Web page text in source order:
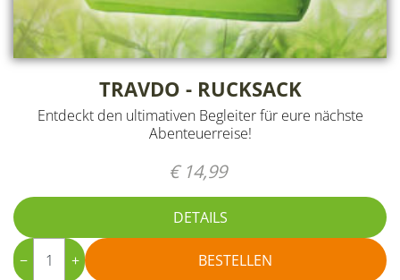
TRAVDO - RUCKSACK
​Entdeckt den ultimativen Begleiter für eure nächste
Abenteuerreise!
€ 14,99
DETAILS
− + BESTELLEN